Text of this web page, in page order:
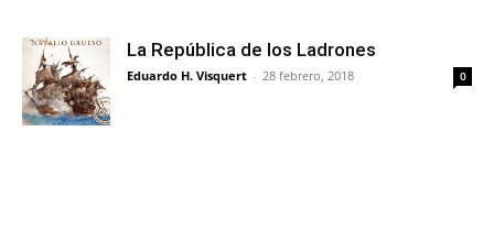
La República de los Ladrones
Eduardo H. Visquert - 28 febrero, 2018 0